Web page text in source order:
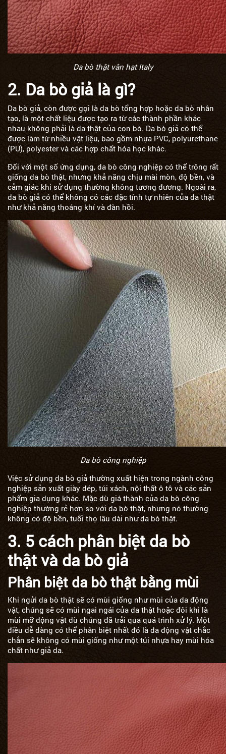
Da bò thật vân hạt Italy
2. Da bò giả là gì?
Da bò giả, còn được gọi là da bò tổng hợp hoặc da bò nhân
tạo, là một chất liệu được tạo ra từ các thành phần khác
nhau không phải là da thật của con bò. Da bò giả có thể
được làm từ nhiều vật liệu, bao gồm nhựa PVC, polyurethane
(PU), polyester và các hợp chất hóa học khác.
Đối với một số ứng dụng, da bò công nghiệp có thể trông rất
giống da bò thật, nhưng khả năng chịu mài mòn, độ bền, và
cảm giác khi sử dụng thường không tương đương. Ngoài ra,
da bò giả có thể không có các đặc tính tự nhiên của da thật
như khả năng thoáng khí và đàn hồi.
Da bò công nghiệp
Việc sử dụng da bò giả thường xuất hiện trong ngành công
nghiệp sản xuất giày dép, túi xách, nội thất ô tô và các sản
phẩm gia dụng khác. Mặc dù giá thành của da bò công
nghiệp thường rẻ hơn so với da bò thật, nhưng nó thường
không có độ bền, tuổi thọ lâu dài như da bò thật.
3. 5 cách phân biệt da bò
thật và da bò giả
Phân biệt da bò thật bằng mùi
Khi ngửi da bò thật sẽ có mùi giống như mùi của da động
vật, chúng sẽ có mùi ngai ngái của da thật hoặc đôi khi là
mùi mỡ động vật dù chúng đã trải qua quá trình xử lý. Một
điều dễ dàng có thể phân biệt nhất đó là da động vật chắc
chắn sẽ không có mùi giống như một túi nhựa hay mùi hóa
chất như giả da.